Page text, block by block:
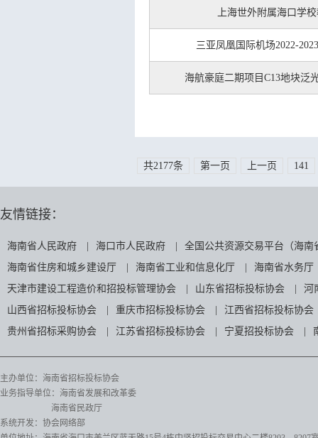
上海世外附属海口学
三亚凤凰国际机场2022-
海航豪庭二期项目C13地块泛
共2177条 第一页 上一页 141
友情链接：
海南省人民政府 海口市人民政府
全国公共资源交易平台（海南
海南省住房和城乡建设厅
海南省工业和信息化厅
海南省水务厅
天津市建设工程造价和招投标管理协会
山东省招标投标协会
河
山西省招标投标协会
重庆市招标投标协会
江西省招标投标协会
贵州省招标采购协会
江苏省招标投标协会 宁夏招投标协会
主办单位：海南省招标投标协会
业务指导单位：海南省发展和改革委
海南省民政厅
系统开发：协会网络部